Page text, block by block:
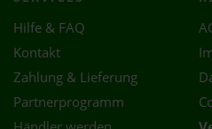
Hilfe & FAQ
Kontakt
Zahlung & Lieferung
Partnerprogramm